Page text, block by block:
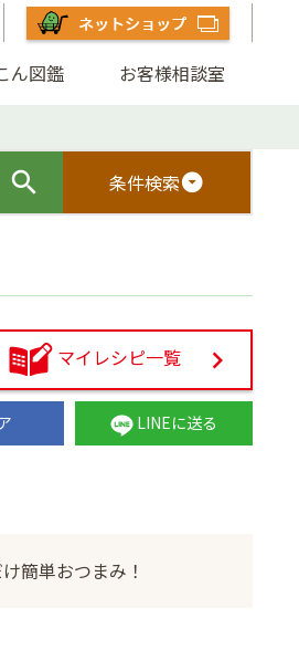
ん図鑑 お客様相談室
条件検索arrow_drop_down_circle
マイレシピ一覧
LINEに送る
簡単おつまみ！